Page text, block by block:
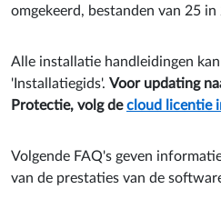
omgekeerd, bestanden van 25 in
Alle installatie handleidingen
'Installatiegids'. Voor updating
Protectie, volg decloud licentie
Volgende FAQ's geven
van de prestaties van de